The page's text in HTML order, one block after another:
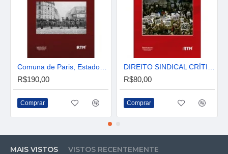
R$190,00
Comprar
R$80,00
Comprar
MAIS VISTOS VISTOS RECENTEMENTE